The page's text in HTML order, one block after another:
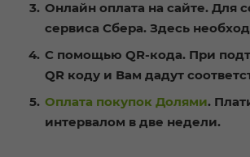
Онлайн оплата на сайте. Для
сервиса Сбера. Здесь
С помощью QR-кода. При
QR коду и Вам дадут
Оплата покупок Долями.
интервалом в две недели.